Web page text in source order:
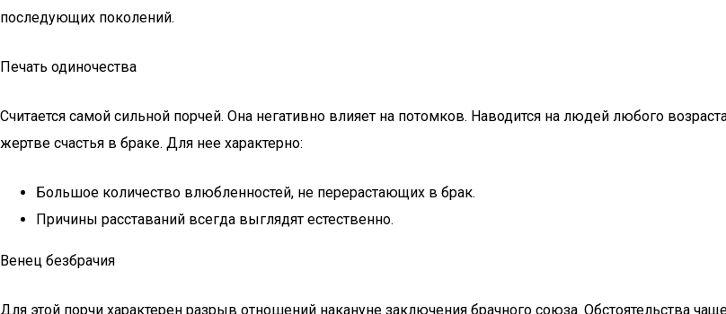
последующих поколений.
Печать одиночества
Считается самой сильной порчей. Она негативно влияет на потомков. Наводится на людей любого
жертве счастья в браке. Для нее характерно:
Большое количество влюбленностей, не перерастающих в брак.
Причины расставаний всегда выглядят естественно.
Венец безбрачия
Для этой порчи характерен разрыв отношений накануне заключения брачного союза. Обстоятельства